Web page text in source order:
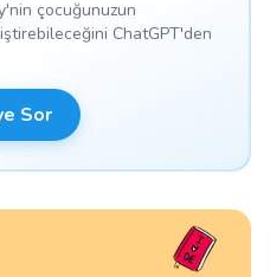
çocuğunuzun
ChatGPT'den
Sor